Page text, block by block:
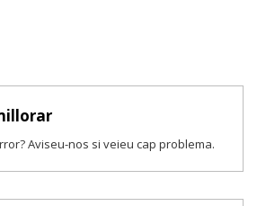
Aviseu-nos si veieu cap problema.